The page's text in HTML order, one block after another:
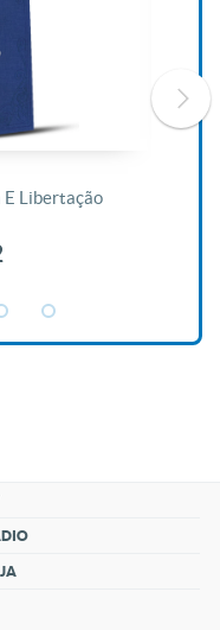
E Libertação